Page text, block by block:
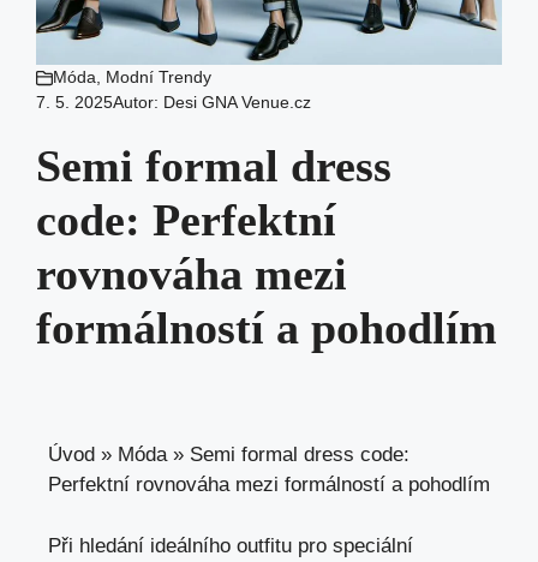
Móda
Modní Trendy
7. 5. 2025Autor: Desi GNA Venue.cz
Semi formal dress
code: Perfektní
rovnováha mezi
formálností a pohodlím
Úvod » Móda» Semi formal dress code:
Perfektní rovnováha mezi formálností a pohodlím
Při hledání ideálního outfitu pro speciální